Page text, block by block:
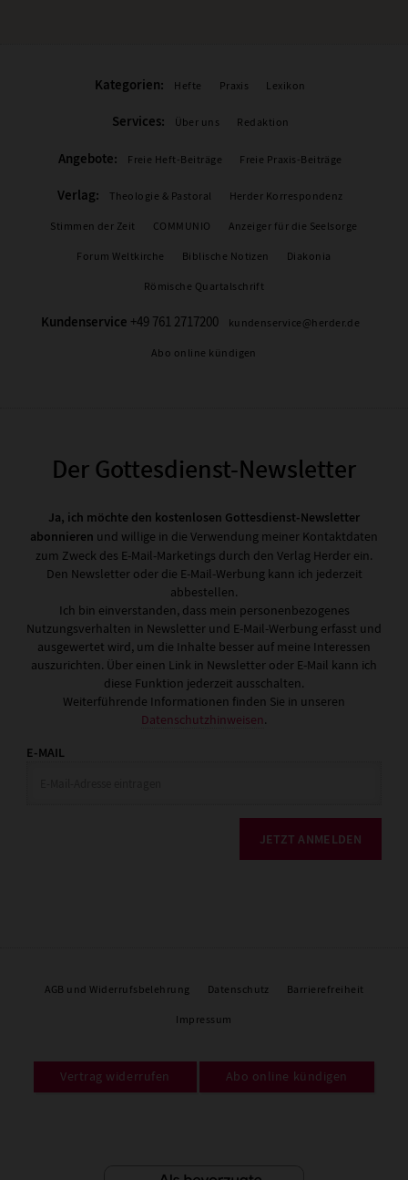
Kategorien: Hefte Praxis Lexikon
Services: Über uns Redaktion
Angebote: Freie Heft-Beiträge Freie Praxis-Beiträge
Verlag: Theologie & Pastoral Herder Korrespondenz
Stimmen der Zeit COMMUNIO Anzeiger für die Seelsorge
Forum Weltkirche Biblische Notizen Diakonia
Römische Quartalschrift
Kundenservice +49 761 2717200 kundenservice@herder.de
Abo online kündigen
Der Gottesdienst-Newsletter
Ja, ich möchte den kostenlosen Gottesdienst-Newsletter
abonnieren und willige in die Verwendung meiner Kontaktdaten
zum Zweck des E-Mail-Marketings durch den Verlag Herder ein.
Den Newsletter oder die E-Mail-Werbung kann ich jederzeit
abbestellen.
Ich bin einverstanden, dass mein personenbezogenes
Nutzungsverhalten in Newsletter und E-Mail-Werbung erfasst und
ausgewertet wird, um die Inhalte besser auf meine Interessen
auszurichten. Über einen Link in Newsletter oder E-Mail kann ich
diese Funktion jederzeit ausschalten.
Weiterführende Informationen finden Sie in unseren
Datenschutzhinweisen.
E-MAIL
JETZT ANMELDEN
AGB und Widerrufsbelehrung Datenschutz Barrierefreiheit
Impressum
Vertrag widerrufen Abo online kündigen